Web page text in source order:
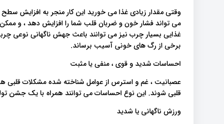
وقتی مقدار زیادی غذا می خورید این کار منجر به افزایش
می تواند فشار خون و ضربان قلب شما را افزایش دهد ، و
غذایی بسیار چرب نیز می توانند باعث جهش ناگهانی نوعی
برخی از رگ های خونی آسیب برساند.
احساسات شدید و قوی ، منفی یا مثبت
عصبانیت ، غم و استرس از عوامل شناخته شده مشکلات قلبی
قلبی شوند. این نوع احساسات می توانند همراه با یک جشن
ورزش ناگهانی یا شدید